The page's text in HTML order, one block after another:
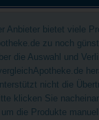
Anbieter bietet viele
zu noch
die Auswahl und
nicht die
klicken Sie
die Produkte